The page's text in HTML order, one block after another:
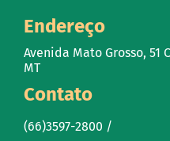
Endereço
Avenida Mato Grosso, 51
MT
Contato
(66)3597-2800 /